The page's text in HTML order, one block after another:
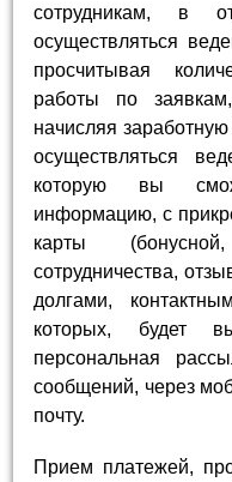
сотрудникам, в
осуществляться
просчитывая
работы по
начисляя
осуществляться
которую вы
информацию, с
карты
сотрудничества,
долгами,
которых, будет
персональная
сообщений, через
почту.
Прием платежей,